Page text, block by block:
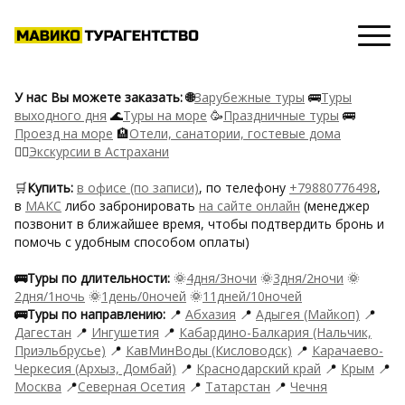
У нас Вы можете заказать: 🌐Зарубежные туры 🚌Туры
выходного дня 🌊Туры на море 🥳Праздничные туры 🚌
Проезд на море 🏨Отели, санатории, гостевые дома
🙋‍♂️Экскурсии в Астрахани
🛒Купить: в офисе (по записи), по телефону +79880776498,
в MAКС либо забронировать на сайте онлайн (менеджер
позвонит в ближайшее время, чтобы подтвердить бронь и
помочь с удобным способом оплаты)
🚌Туры по длительности: 🌞4дня/3ночи 🌞3дня/2ночи 🌞
2дня/1ночь 🌞1день/0ночей 🌞11дней/10ночей
🚌Туры по направлению: 📍 Абхазия 📍 Адыгея (Майкоп) 📍
Дагестан 📍 Ингушетия 📍 Кабардино-Балкария (Нальчик,
Приэльбрусье) 📍 КавМинВоды (Кисловодск) 📍 Карачаево-
Черкесия (Архыз, Домбай) 📍 Краснодарский край 📍 Крым 📍
Москва 📍Северная Осетия 📍 Татарстан 📍 Чечня